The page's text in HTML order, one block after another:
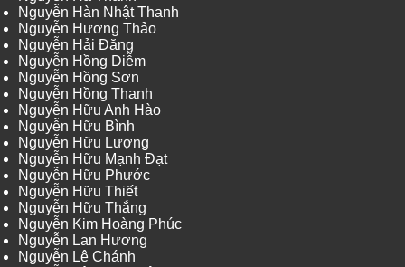
Nguyễn Hàn Nhật Thanh
Nguyễn Hương Thảo
Nguyễn Hải Đăng
Nguyễn Hồng Diễm
Nguyễn Hồng Sơn
Nguyễn Hồng Thanh
Nguyễn Hữu Anh Hào
Nguyễn Hữu Bình
Nguyễn Hữu Lượng
Nguyễn Hữu Mạnh Đạt
Nguyễn Hữu Phước
Nguyễn Hữu Thiết
Nguyễn Hữu Thắng
Nguyễn Kim Hoàng Phúc
Nguyễn Lan Hương
Nguyễn Lê Chánh